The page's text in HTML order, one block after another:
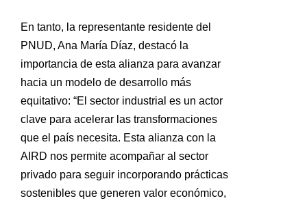
En tanto, la representante residente del
PNUD, Ana María Díaz, destacó la
importancia de esta alianza para avanzar
hacia un modelo de desarrollo más
equitativo: “El sector industrial es un actor
clave para acelerar las transformaciones
que el país necesita. Esta alianza con la
AIRD nos permite acompañar al sector
privado para seguir incorporando prácticas
sostenibles que generen valor económico,